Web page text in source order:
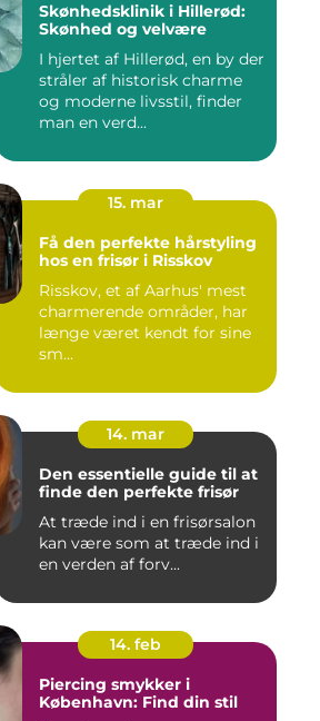
Skønhedsklinik i Hillerød:
Skønhed og velvære
I hjertet af Hillerød, en by der
stråler af historisk charme
og moderne livsstil, finder
man en verd...
15. mar
Få den perfekte hårstyling
hos en frisør i Risskov
Risskov, et af Aarhus' mest
charmerende områder, har
længe været kendt for sine
sm...
14. mar
Den essentielle guide til at
finde den perfekte frisør
At træde ind i en frisørsalon
kan være som at træde ind i
en verden af forv...
14. feb
Piercing smykker i
København: Find din stil